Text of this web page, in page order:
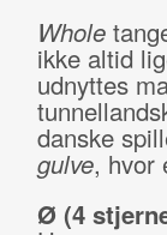
Whole
ikke altid
udnyttes
danske
gulve, hvor
Ø (4